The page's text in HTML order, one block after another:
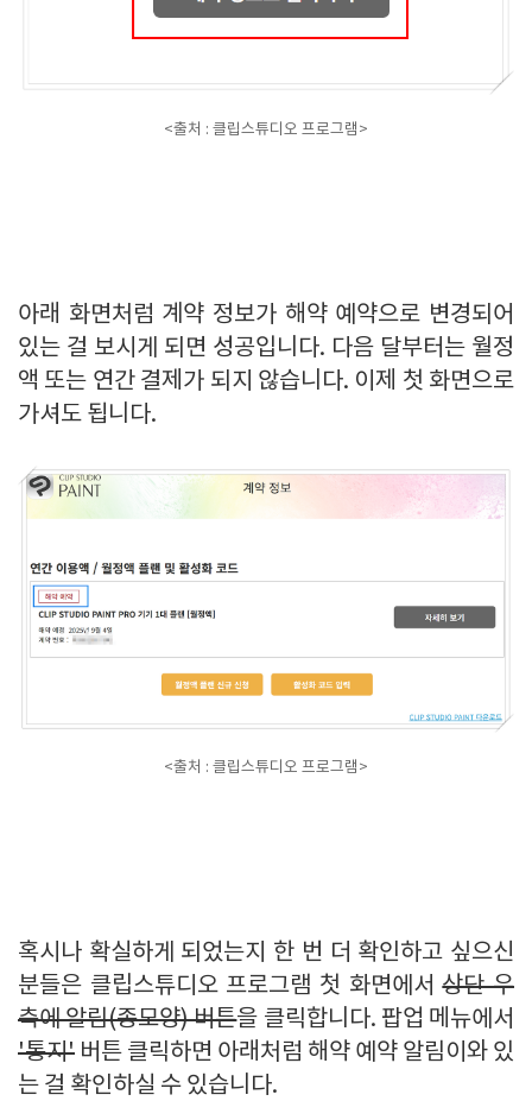
<출처 : 클립스튜디오 프로그램>
아래 화면처럼 계약 정보가 해약 예약으로 변경되어
있는 걸 보시게 되면 성공입니다. 다음 달부터는 월정
액 또는 연간 결제가 되지 않습니다. 이제 첫 화면으로
가셔도 됩니다.
<출처 : 클립스튜디오 프로그램>
혹시나 확실하게 되었는지 한 번 더 확인하고 싶으신
분들은 클립스튜디오 프로그램 첫 화면에서상단 우
측에 알림(종모양) 버튼을 클릭합니다. 팝업 메뉴에서
'통지' 버튼 클릭하면 아래처럼 해약 예약 알림이와 있
는 걸 확인하실 수 있습니다.